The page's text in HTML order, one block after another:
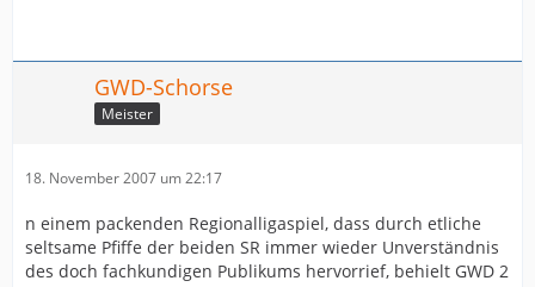
GWD-Schorse
Meister
18. November 2007 um 22:17
n einem packenden Regionalligaspiel, dass durch etliche
seltsame Pfiffe der beiden SR immer wieder Unverständnis
des doch fachkundigen Publikums hervorrief, behielt GWD 2